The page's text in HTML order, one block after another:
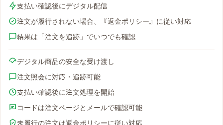
支払い確認後にデジタル配信
注文が履行されない場合、『返金ポリシー』に従い対応
結果は「注文を追跡」でいつでも確認
デジタル商品の安全な受け渡し
注文照会に対応・追跡可能
支払い確認後に注文処理を開始
コードは注文ページとメールで確認可能
未履行の注文は返金ポリシーに従い対応